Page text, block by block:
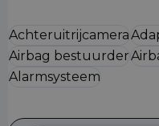
Achteruitrijcamera
Airbag bestuurder
Alarmsysteem